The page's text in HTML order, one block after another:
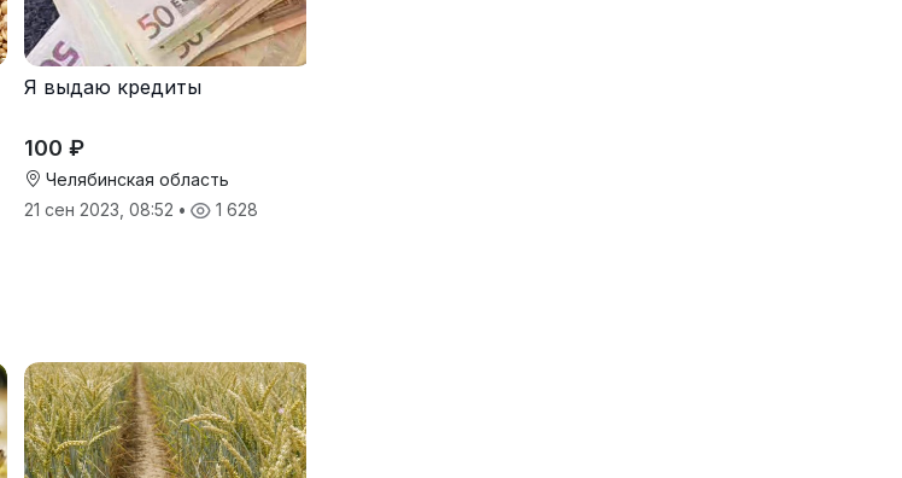
Я выдаю кредиты
100 ₽
Челябинская область
21 сен 2023, 08:52 • 1 628